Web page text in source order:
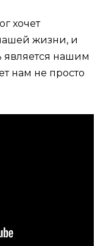
хочет
жизни, и
является нашим
нам не просто